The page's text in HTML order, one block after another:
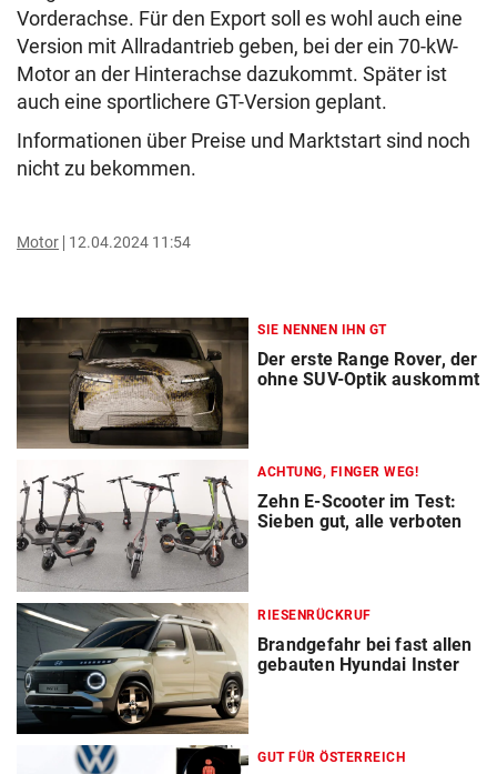
Vorderachse. Für den Export soll es wohl auch eine
Version mit Allradantrieb geben, bei der ein 70-kW-
Motor an der Hinterachse dazukommt. Später ist
auch eine sportlichere GT-Version geplant.
Informationen über Preise und Marktstart sind noch
nicht zu bekommen.
Motor 12.04.2024 11:54
SIE NENNEN IHN GT
Der erste Range Rover, der
ohne SUV-Optik auskommt
ACHTUNG, FINGER WEG!
Zehn E-Scooter im Test:
Sieben gut, alle verboten
RIESENRÜCKRUF
Brandgefahr bei fast allen
gebauten Hyundai Inster
GUT FÜR ÖSTERREICH